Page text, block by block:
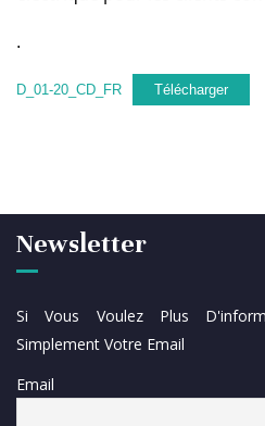
.
D_01-20_CD_FR Télécharger
Newsletter
Si Vous Voulez Plus
Simplement Votre Email
Email